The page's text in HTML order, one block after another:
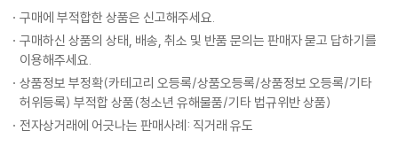
그레고르 잠자로 변신했다는 것을 알았다.”
프란츠 카프카의 『변신』에서는 그레고르 잠자가 벌레가 되지만, 하루키 월
드에서는 인간이 아닌 어떤 존재가 어느 날 그레고르 잠자로 깨어난다. 그
레고르 잠자는 왜인지 텅 빈 집에서 음식을 먹고 옷을 주섬주섬 챙겨 입는
다. 그리고 집으로 찾아온 자물쇠 수리공인 꼽추 여성과 대화하기 시작한
다.
토리의 정곡을 찌른 작화는 모범 사례가 될 만합니다. 진지하고 싶지 않고,
휩쓸리고 싶지 않고, 그러면서도 우리가 살아가는 데 매우 중요한 뭔가를
꼭꼭 숨겨 이야기하고 싶을 때, 그 방법을 이 귀한 책들에서 찾을 수 있지
않을까 합니다.
- 양윤옥 (번역가)
구매에 부적합한 상품은 신고해주세요.
구매하신 상품의 상태, 배송, 취소 및 반품 문의는 판매자 묻고 답하기를
이용해주세요.
상품정보 부정확(카테고리 오등록/상품오등록/상품정보 오등록/기타
허위등록) 부적합 상품(청소년 유해물품/기타 법규위반 상품)
전자상거래에 어긋나는 판매사례: 직거래 유도